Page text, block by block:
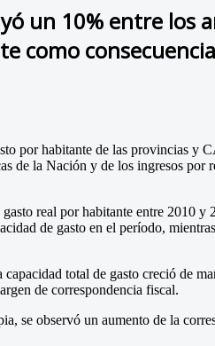
un 10% entre los
como
por habitante de las provincias y
de la Nación y de los ingresos por
real por habitante entre 2010
de gasto en el período,
total de gasto creció de
de correspondencia fiscal.
se observó un aumento de la